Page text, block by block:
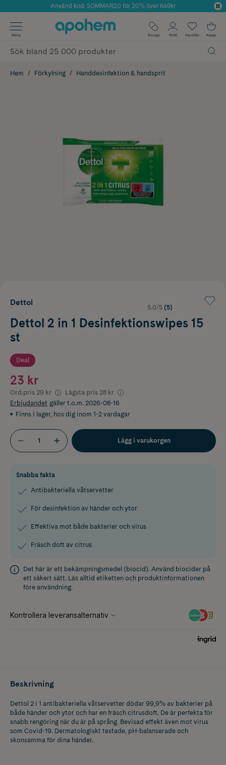
Årets Butik 2025 inom Skönhet
Använd kod: SOMMAR20 för 20% över 649kr
✓ Fri frakt
✓ Poäng på alla köp*
Meny Recept Profil Favoriter Kassa
Hem Förkylning Handdesinfektion & handsprit
Dettol
5.0/5 (5)
Dettol 2 in 1 Desinfektionswipes 15
st
Deal
23 kr
Ord.pris 29 kr Lägsta pris 28 kr
Erbjudandet gäller t.o.m. 2026-08-16
Finns i lager, hos dig inom 1-2 vardagar
Lägg i varukorgen
Snabba fakta
Antibakteriella våtservetter
För desinfektion av händer och ytor
Effektiva mot både bakterier och virus
Fräsch doft av citrus
Det här är ett bekämpningsmedel (biocid). Använd biocider på
ett säkert sätt. Läs alltid etiketten och produktinformationen
före användning.
Beskrivning
Dettol 2 i 1 antibakteriella våtservetter dödar 99,9% av bakterier på
både händer och ytor och har en fräsch citrusdoft. De är perfekta för
snabb rengöring när du är på språng. Bevisad effekt även mot virus
som Covid-19. Dermatologiskt testade, pH-balanserade och
skonsamma för dina händer.